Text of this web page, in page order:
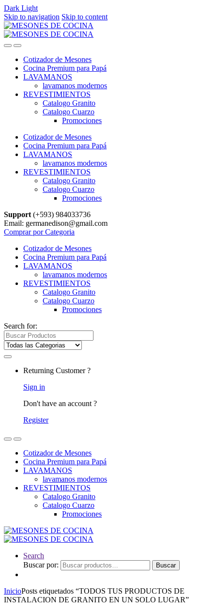
Dark Light
Skip to navigation Skip to content
Cotizador de Mesones
Cocina Premium para Papá
LAVAMANOS
lavamanos modernos
REVESTIMIENTOS
Catalogo Granito
Catalogo Cuarzo
Promociones
Cotizador de Mesones
Cocina Premium para Papá
LAVAMANOS
lavamanos modernos
REVESTIMIENTOS
Catalogo Granito
Catalogo Cuarzo
Promociones
Support (+593) 984033736
Email: germanedison@gmail.com
Comprar por Categoria
Cotizador de Mesones
Cocina Premium para Papá
LAVAMANOS
lavamanos modernos
REVESTIMIENTOS
Catalogo Granito
Catalogo Cuarzo
Promociones
Search for:
Returning Customer ?
Sign in
Don't have an account ?
Register
Cotizador de Mesones
Cocina Premium para Papá
LAVAMANOS
lavamanos modernos
REVESTIMIENTOS
Catalogo Granito
Catalogo Cuarzo
Promociones
Search
Buscar por:
Buscar
InicioPosts etiquetados “TODOS TUS PRODUCTOS DE
INSTALACION DE GRANITO EN UN SOLO LUGAR”